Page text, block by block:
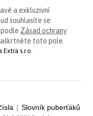
a exkluzivní
souhlasíte se
Zásad ochrany
toto pole.
s.r.o.
| Slovník puberťáků